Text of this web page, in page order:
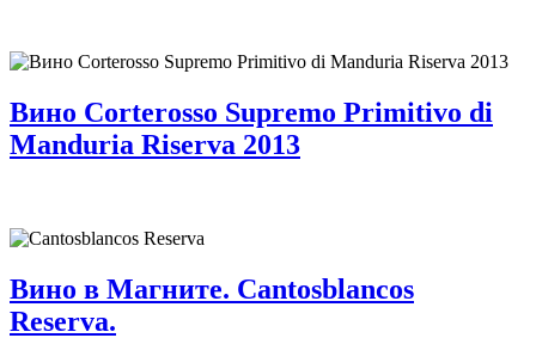
Вино Corterosso Supremo Primitivo di
Manduria Riserva 2013
Вино в Магните. Cantosblancos
Reserva.